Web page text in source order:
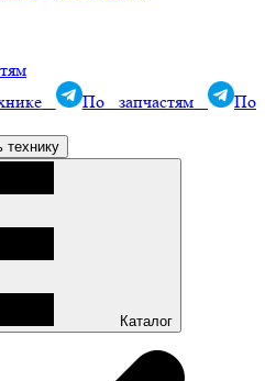
По запчастям
По
технику
Каталог